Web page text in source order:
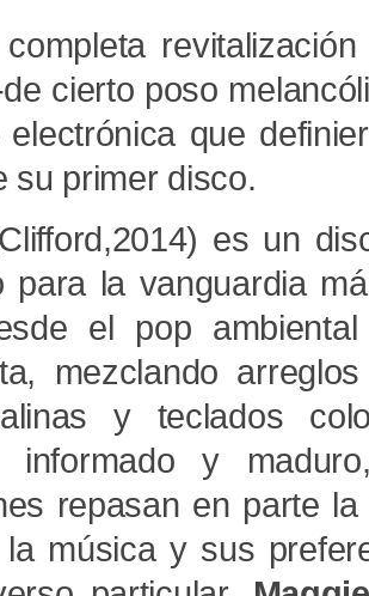
cierto poso
que
su primer disco.
es un
la vanguardia
el pop
mezclando
y teclados
informado y
repasan en parte la
música y sus